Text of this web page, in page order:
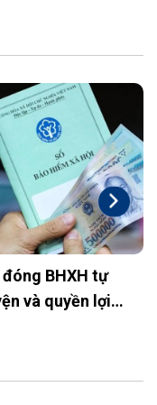
BHXH tự
và quyền lợi